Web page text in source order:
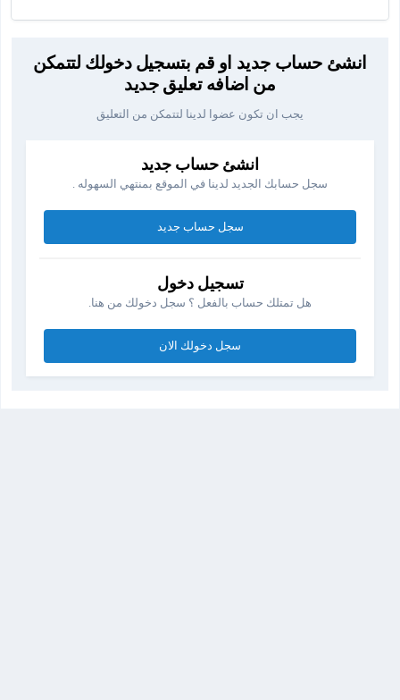
انشئ حساب جديد او قم بتسجيل دخولك لتتمكن
من اضافه تعليق جديد
يجب ان تكون عضوا لدينا لتتمكن من التعليق
انشئ حساب جديد
سجل حسابك الجديد لدينا في الموقع بمنتهي السهوله .
سجل حساب جديد
تسجيل دخول
هل تمتلك حساب بالفعل ؟ سجل دخولك من هنا.
سجل دخولك الان